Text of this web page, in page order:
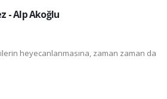
- Alp Akoğlu
heyecanlanmasına, zaman zaman da